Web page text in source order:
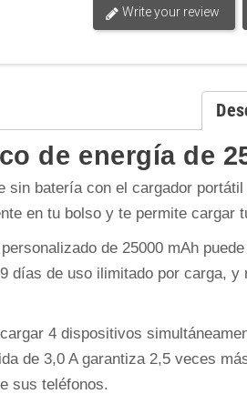
Write your review
de energía de
sin batería con el cargador
en tu bolso y te permite cargar
de 25000 mAh
días de uso ilimitado por carga,
4 dispositivos
de 3,0 A garantiza 2,5 veces
sus teléfonos.